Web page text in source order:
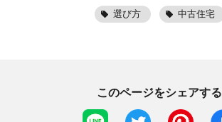
選び方 中古住宅
このページをシェアする